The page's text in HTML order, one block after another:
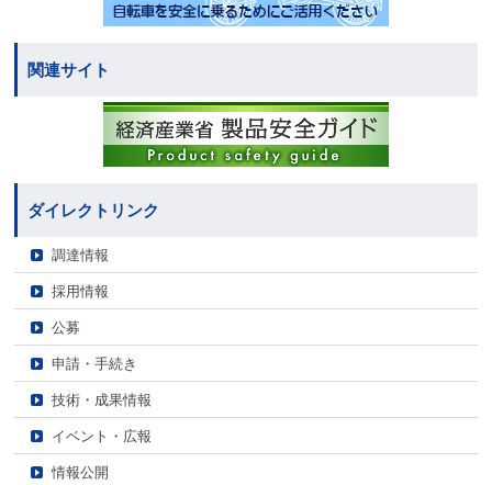
関連サイト
ダイレクトリンク
調達情報
採用情報
公募
申請・手続き
技術・成果情報
イベント・広報
情報公開